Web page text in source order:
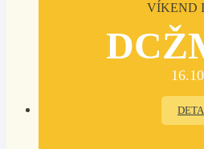
VÍKEND